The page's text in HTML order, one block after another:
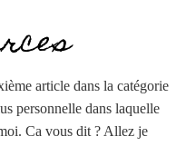
article dans la catégorie
personnelle dans laquelle
Ca vous dit ? Allez je